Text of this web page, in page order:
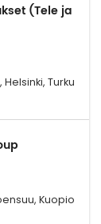
(Tele ja
Turku
Kuopio